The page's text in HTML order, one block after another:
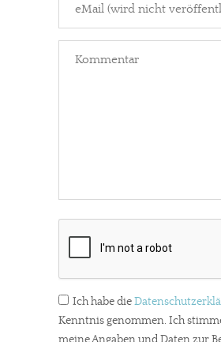
In eigener Sache
Dir gefällt
meinesuedstadt.de finanziert sich durch
Werbung. Beide Einnahmequellen sind
Ich habe die
Kenntnis genommen. Ich
meine Angaben und Daten zur